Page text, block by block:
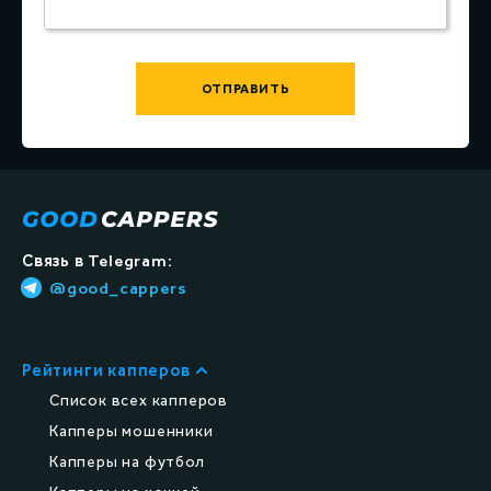
ОТПРАВИТЬ
Связь в Telegram:
@good_cappers
Рейтинги капперов
Список всех капперов
Капперы мошенники
Капперы на футбол